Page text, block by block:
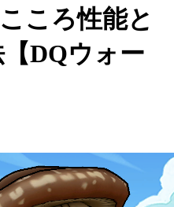
ころ性能と
DQウォー